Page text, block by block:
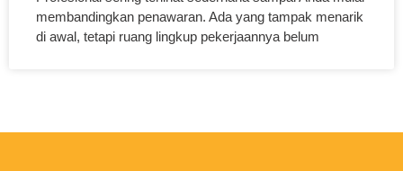
membandingkan penawaran. Ada yang tampak menarik
di awal, tetapi ruang lingkup pekerjaannya belum